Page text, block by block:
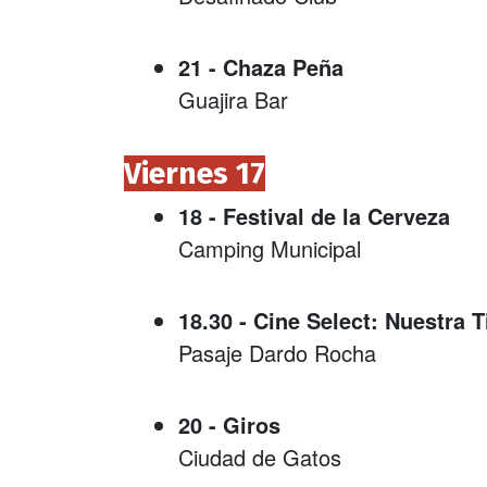
21 - Chaza Peña
Guajira Bar
Viernes 17
18 - Festival de la Cerveza
Camping Municipal
18.30 - Cine Select: Nuestra
Pasaje Dardo Rocha
20 - Giros
Ciudad de Gatos